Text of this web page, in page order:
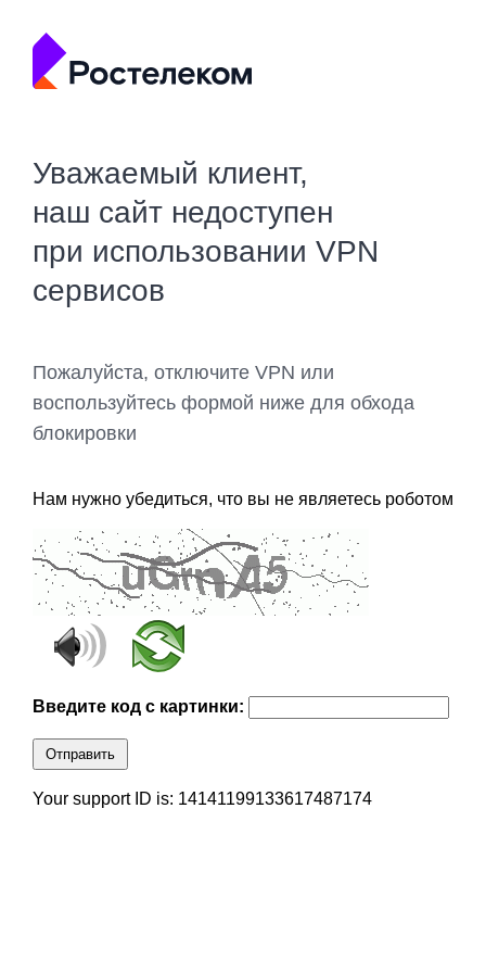
Уважаемый клиент,
наш сайт недоступен
при использовании VPN
сервисов
Пожалуйста, отключите VPN или
воспользуйтесь формой ниже для обхода
блокировки
Нам нужно убедиться, что вы не являетесь роботом
Введите код с картинки:
Отправить
Your support ID is: 14141199133617487174